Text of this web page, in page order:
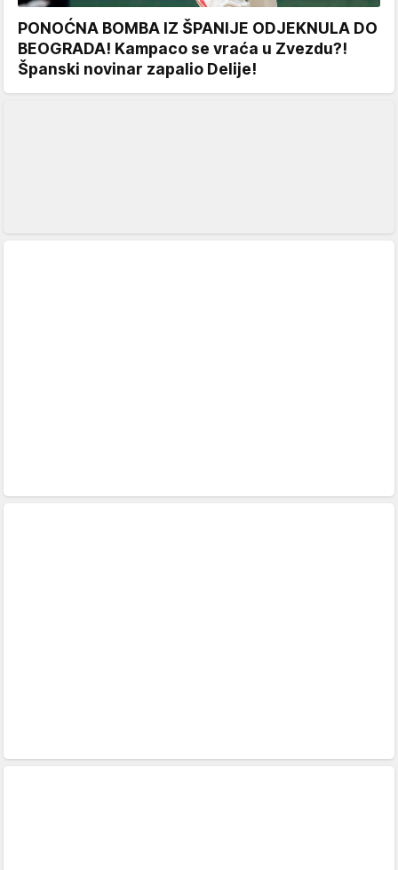
PONOĆNA BOMBA IZ ŠPANIJE ODJEKNULA DO
BEOGRADA! Kampaco se vraća u Zvezdu?!
Španski novinar zapalio Delije!